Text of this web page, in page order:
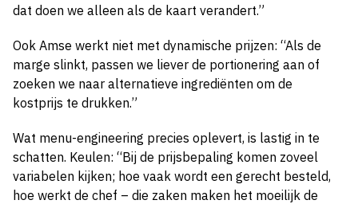
dat doen we alleen als de kaart verandert.”
Ook Amse werkt niet met dynamische prijzen: “Als de
marge slinkt, passen we liever de portionering aan of
zoeken we naar alternatieve ingrediënten om de
kostprijs te drukken.”
Wat menu-engineering precies oplevert, is lastig in te
schatten. Keulen: “Bij de prijsbepaling komen zoveel
variabelen kijken; hoe vaak wordt een gerecht besteld,
hoe werkt de chef – die zaken maken het moeilijk de